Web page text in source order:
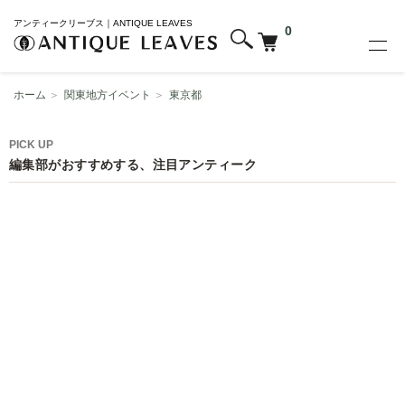
アンティークリーブス｜ANTIQUE LEAVES
0
ホーム ＞ 関東地方イベント ＞ 東京都
PICK UP
編集部がおすすめする、注目アンティーク